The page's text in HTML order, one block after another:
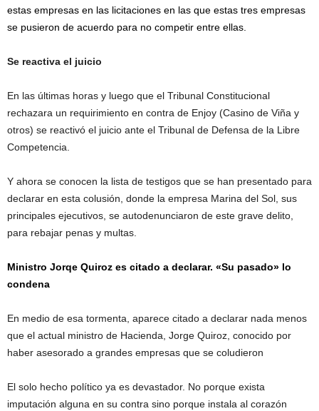
estas empresas en las licitaciones en las que estas tres empresas
se pusieron de acuerdo para no competir entre ellas.
Se reactiva el juicio
En las últimas horas y luego que el Tribunal Constitucional
rechazara un requirimiento en contra de Enjoy (Casino de Viña y
otros) se reactivó el juicio ante el Tribunal de Defensa de la Libre
Competencia.
Y ahora se conocen la lista de testigos que se han presentado para
declarar en esta colusión, donde la empresa Marina del Sol, sus
principales ejecutivos, se autodenunciaron de este grave delito,
para rebajar penas y multas.
Ministro Jorqe Quiroz es citado a declarar. «Su pasado» lo
condena
En medio de esa tormenta, aparece citado a declarar nada menos
que el actual ministro de Hacienda, Jorge Quiroz, conocido por
haber asesorado a grandes empresas que se coludieron
El solo hecho político ya es devastador. No porque exista
imputación alguna en su contra sino porque instala al corazón